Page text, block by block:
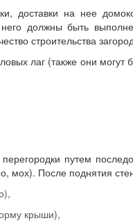
доставки на нее
него должны быть
строительства
лаг (также они
путем
мох). После поднятия
крыши),